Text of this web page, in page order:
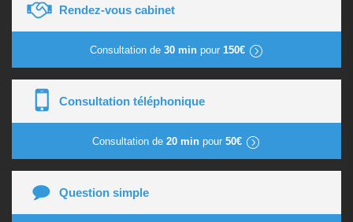
Rendez-vous cabinet
Consultation de 30 minpour 150€
Consultation téléphonique
Consultation de 20 min pour 50€
Question simple